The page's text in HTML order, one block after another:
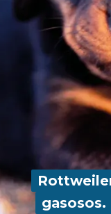
gasosos.
gasosos.